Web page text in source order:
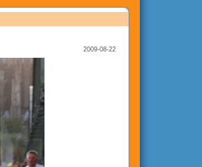
2009-08-22